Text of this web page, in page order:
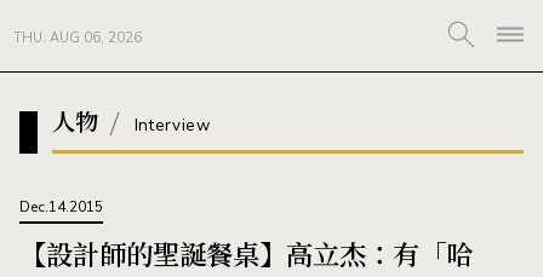
THU. AUG 06, 2026
人物 Interview
Dec.14.2015
【設計師的聖誕餐桌】高立杰：有「哈